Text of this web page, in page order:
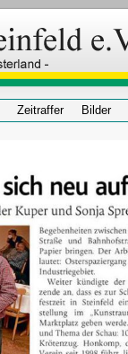
Zeitraffer Bilder